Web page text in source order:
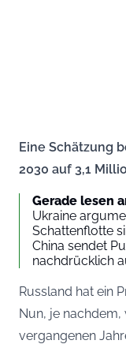
Eine Schätzung
2030 auf 3,1
Gerade lesen
Ukraine
Schattenflotte
China sendet
nachdrücklich
Russland hat ein
Nun, je nachdem,
vergangenen